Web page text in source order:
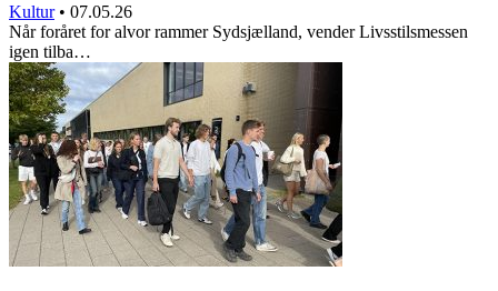
Kultur • 07.05.26
Når foråret for alvor rammer Sydsjælland, vender Livsstilsmessen
igen tilba…